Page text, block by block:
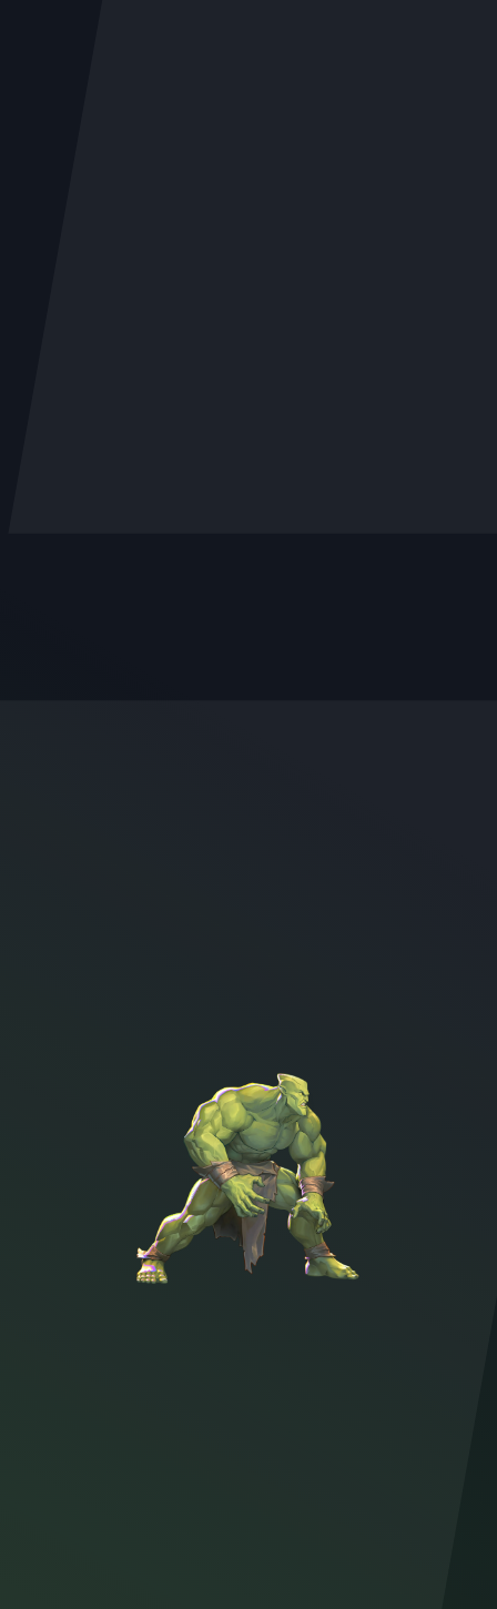
Character illustration of Monster Girl